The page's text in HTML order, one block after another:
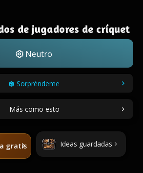
de jugadores de críquet
Neutro
Sorpréndeme
Más como esto
gratis Ideas guardadas